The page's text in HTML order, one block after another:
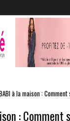
à la maison :
: Comment